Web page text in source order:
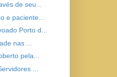
de seu...
e paciente...
Porto d...
nas ...
pela...
...